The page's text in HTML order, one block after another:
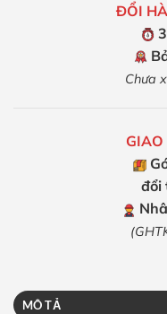
ĐỔI
Chưa
đổi
MÔ TẢ